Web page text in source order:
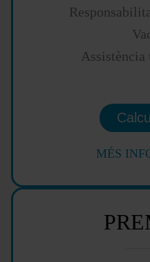
Assistència
MÉS